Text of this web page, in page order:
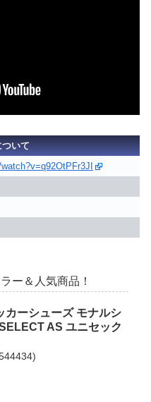
ついて
ー＆人気商品！
カーシューズ モナルシ
AS ユニセック
)